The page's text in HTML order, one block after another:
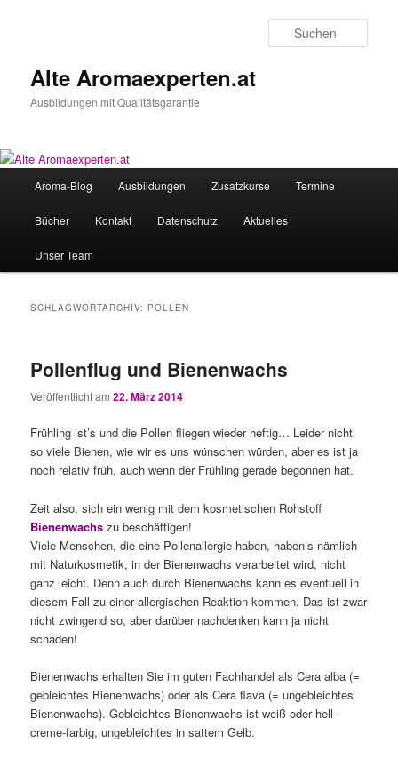
Alte Aromaexperten.at
Ausbildungen mit Qualitätsgarantie
Aroma-Blog Ausbildungen Zusatzkurse Termine
Bücher Kontakt Datenschutz Aktuelles
Unser Team
SCHLAGWORTARCHIV: POLLEN
Pollenflug und Bienenwachs
Veröffentlicht am22. März 2014
Frühling ist’s und die Pollen fliegen wieder heftig… Leider nicht
so viele Bienen, wie wir es uns wünschen würden, aber es ist ja
noch relativ früh, auch wenn der Frühling gerade begonnen hat.
Zeit also, sich ein wenig mit dem kosmetischen Rohstoff
Bienenwachs zu beschäftigen!
Viele Menschen, die eine Pollenallergie haben, haben’s nämlich
mit Naturkosmetik, in der Bienenwachs verarbeitet wird, nicht
ganz leicht. Denn auch durch Bienenwachs kann es eventuell in
diesem Fall zu einer allergischen Reaktion kommen. Das ist zwar
nicht zwingend so, aber darüber nachdenken kann ja nicht
schaden!
Bienenwachs erhalten Sie im guten Fachhandel als Cera alba (=
gebleichtes Bienenwachs) oder als Cera flava (= ungebleichtes
Bienenwachs). Gebleichtes Bienenwachs ist weiß oder hell-
creme-farbig, ungebleichtes in sattem Gelb.